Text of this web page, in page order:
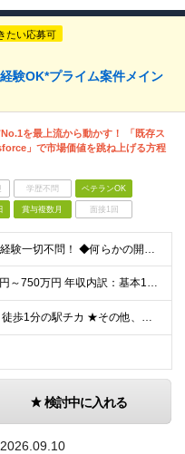
たい応募可
験OK*プライム案件メイン
を最上流から動かす！ 「既存ス
」で市場価値を跳ね上げる方程
学歴不問 ベテランOK
賞与複数月 面接1回
＊Salesforce実務経験一切不問！ ◆何らかの開発実務経験をお持ちの方 ※目安1年以上/言語不問 ※Java, JavaScript, Python, PHP, Ruby, C#, Goなど何
想定年収：420万円～750万円 年収内訳：基本12ヶ月＋賞与2回（計3ヶ月分）※初年度以外 ◆月給28万円～50万円 ※個人の経験やスキルを考慮し、金額を決定します。 ※基本給：227,162円～
★末広町駅直結！徒歩1分の駅チカ ★その他、秋葉原、仲御徒町、上野御徒町、湯島駅より徒歩圏内 ◆本社 東京都千代田区外神田3-16-8 秋葉原三和東洋ビル3階 ※変更の範囲：上記を除く当社関連勤務
検討中に入れる
2026.09.10